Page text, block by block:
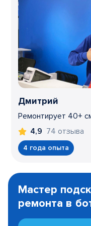
Дмитрий
Ремонтирует 40+
4,9 74 отзыва
4 года опыта
1
Мастер
ремонта в